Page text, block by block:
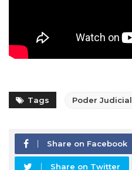
Tags Poder Judicial
Share on Facebook
Share on Twitter